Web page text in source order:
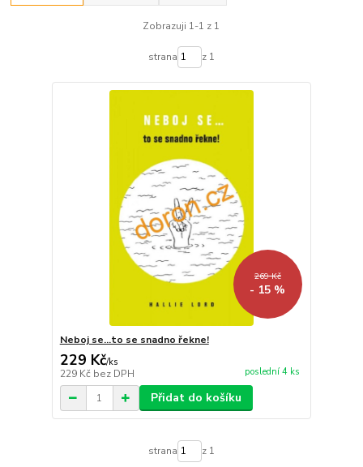
Zobrazuji 1-1 z 1
strana z 1
269 Kč
- 15 %
Neboj se…to se snadno řekne!
229 Kč/ks
229 Kč bez DPH poslední 4 ks
Přidat do košíku
strana z 1